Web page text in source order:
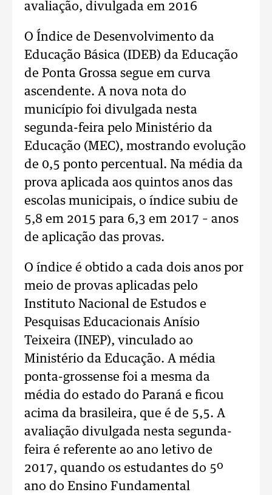
avaliação, divulgada em 2016
O Índice de Desenvolvimento da
Educação Básica (IDEB) da Educação
de Ponta Grossa segue em curva
ascendente. A nova nota do
município foi divulgada nesta
segunda-feira pelo Ministério da
Educação (MEC), mostrando evolução
de 0,5 ponto percentual. Na média da
prova aplicada aos quintos anos das
escolas municipais, o índice subiu de
5,8 em 2015 para 6,3 em 2017 – anos
de aplicação das provas.
O índice é obtido a cada dois anos por
meio de provas aplicadas pelo
Instituto Nacional de Estudos e
Pesquisas Educacionais Anísio
Teixeira (INEP), vinculado ao
Ministério da Educação. A média
ponta-grossense foi a mesma da
média do estado do Paraná e ficou
acima da brasileira, que é de 5,5. A
avaliação divulgada nesta segunda-
feira é referente ao ano letivo de
2017, quando os estudantes do 5º
ano do Ensino Fundamental